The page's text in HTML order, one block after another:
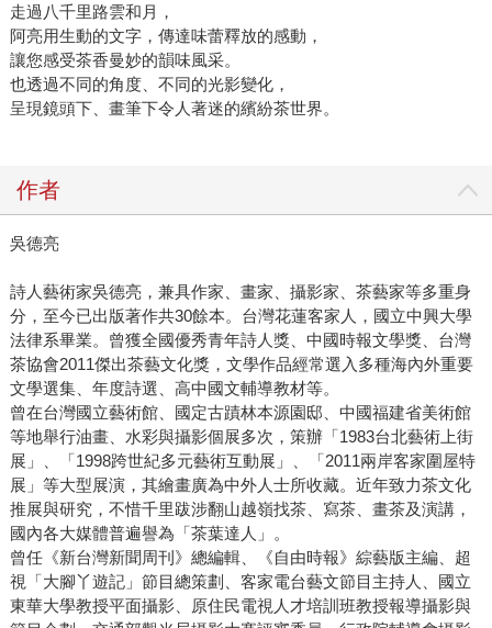
走過八千里路雲和月，
阿亮用生動的文字，傳達味蕾釋放的感動，
讓您感受茶香曼妙的韻味風采。
也透過不同的角度、不同的光影變化，
呈現鏡頭下、畫筆下令人著迷的繽紛茶世界。
作者
吳德亮
詩人藝術家吳德亮，兼具作家、畫家、攝影家、茶藝家等多重身
分，至今已出版著作共30餘本。台灣花蓮客家人，國立中興大學
法律系畢業。曾獲全國優秀青年詩人獎、中國時報文學獎、台灣
茶協會2011傑出茶藝文化獎，文學作品經常選入多種海內外重要
文學選集、年度詩選、高中國文輔導教材等。
曾在台灣國立藝術館、國定古蹟林本源園邸、中國福建省美術館
等地舉行油畫、水彩與攝影個展多次，策辦「1983台北藝術上街
展」、「1998跨世紀多元藝術互動展」、「2011兩岸客家圍屋特
展」等大型展演，其繪畫廣為中外人士所收藏。近年致力茶文化
推展與研究，不惜千里跋涉翻山越嶺找茶、寫茶、畫茶及演講，
國內各大媒體普遍譽為「茶葉達人」。
曾任《新台灣新聞周刊》總編輯、《自由時報》綜藝版主編、超
視「大腳丫遊記」節目總策劃、客家電台藝文節目主持人、國立
東華大學教授平面攝影、原住民電視人才培訓班教授報導攝影與